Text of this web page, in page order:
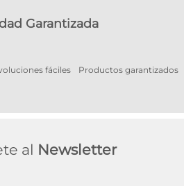
Garantizada
fáciles Productos garantizados
al Newsletter